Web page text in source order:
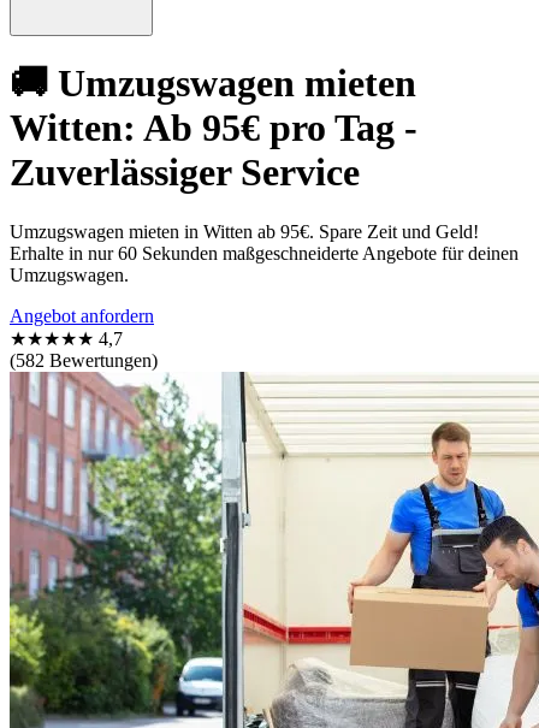
🚚 Umzugswagen mieten
Witten: Ab 95€ pro Tag -
Zuverlässiger Service
Umzugswagen mieten in Witten ab 95€. Spare Zeit und Geld!
Erhalte in nur 60 Sekunden maßgeschneiderte Angebote für deinen
Umzugswagen.
Angebot anfordern
★★★★★ 4,7
(582 Bewertungen)